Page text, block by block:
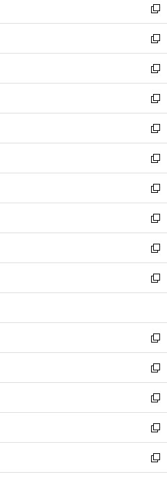
く
ィ
ン
ド
ウ
で
開
く
い
ウ
ィ
ン
ド
ウ
で
開
く
新
し
い
ウ
ィ
ン
ド
ウ
で
開
く
新
し
い
ウ
ィ
ン
ド
ウ
で
開
く
新
し
い
ウ
ィ
ン
ド
ウ
で
開
く
新
し
い
ウ
ィ
ン
ド
ウ
で
開
く
新
し
い
ウ
ィ
ン
ド
ウ
で
開
く
新
し
い
ウ
ィ
ン
ド
ウ
で
開
新
し
い
ウ
ィ
ン
ド
ウ
開
く
新
し
い
ウ
ィ
ン
ウ
で
開
く
新
し
い
ウ
ン
ド
ウ
で
開
く
新
し
ウ
ィ
ン
ド
ウ
で
開
く
新
し
い
ウ
ィ
ン
ド
ウ
で
開
新
し
い
ウ
ィ
ン
ド
ウ
新
し
い
ウ
ィ
ン
新
し
い
ウ
新
し